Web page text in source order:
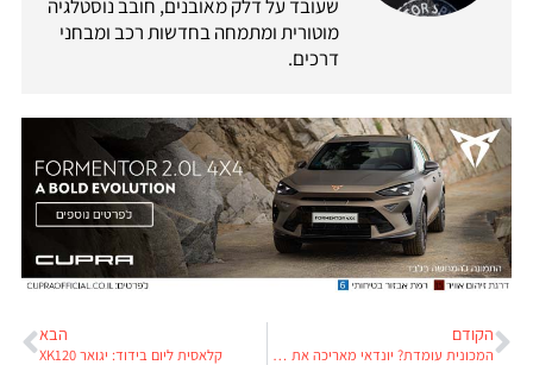
שעובד על דלק מאובנים, חובב נוסטלגיה
מוטורית ומתמחה בחדשות רכב ומבחני
דרכים.
הקודם
המכונית עומדת? יונדאי מאריכה את אחריות היצרן
הבא
קלאסית ליום בידוד: יגואר XK120